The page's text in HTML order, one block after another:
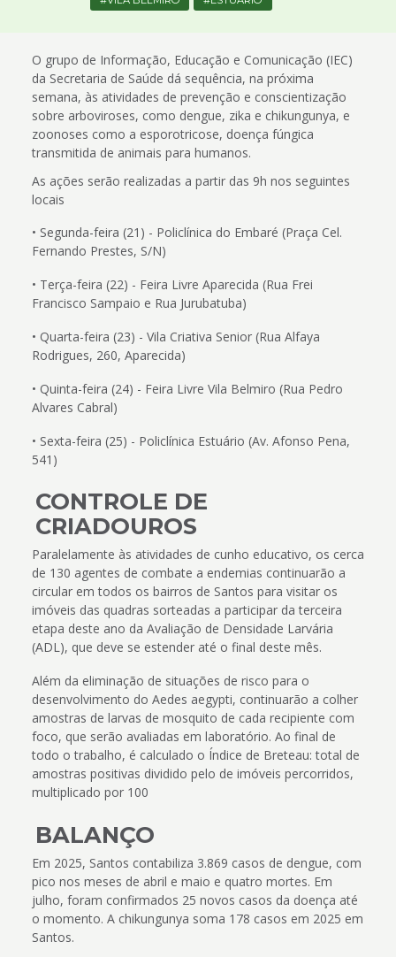
O grupo de Informação, Educação e Comunicação (IEC)
da Secretaria de Saúde dá sequência, na próxima
semana, às atividades de prevenção e conscientização
sobre arboviroses, como dengue, zika e chikungunya, e
zoonoses como a esporotricose, doença fúngica
transmitida de animais para humanos.
As ações serão realizadas a partir das 9h nos seguintes
locais
• Segunda-feira (21) - Policlínica do Embaré (Praça Cel.
Fernando Prestes, S/N)
• Terça-feira (22) - Feira Livre Aparecida (Rua Frei
Francisco Sampaio e Rua Jurubatuba)
• Quarta-feira (23) - Vila Criativa Senior (Rua Alfaya
Rodrigues, 260, Aparecida)
• Quinta-feira (24) - Feira Livre Vila Belmiro (Rua Pedro
Alvares Cabral)
• Sexta-feira (25) - Policlínica Estuário (Av. Afonso Pena,
541)
CONTROLE DE
CRIADOUROS
Paralelamente às atividades de cunho educativo, os cerca
de 130 agentes de combate a endemias continuarão a
circular em todos os bairros de Santos para visitar os
imóveis das quadras sorteadas a participar da terceira
etapa deste ano da Avaliação de Densidade Larvária
(ADL), que deve se estender até o final deste mês.
Além da eliminação de situações de risco para o
desenvolvimento do Aedes aegypti, continuarão a colher
amostras de larvas de mosquito de cada recipiente com
foco, que serão avaliadas em laboratório. Ao final de
todo o trabalho, é calculado o Índice de Breteau: total de
amostras positivas dividido pelo de imóveis percorridos,
multiplicado por 100
BALANÇO
Em 2025, Santos contabiliza 3.869 casos de dengue, com
pico nos meses de abril e maio e quatro mortes. Em
julho, foram confirmados 25 novos casos da doença até
o momento. A chikungunya soma 178 casos em 2025 em
Santos.